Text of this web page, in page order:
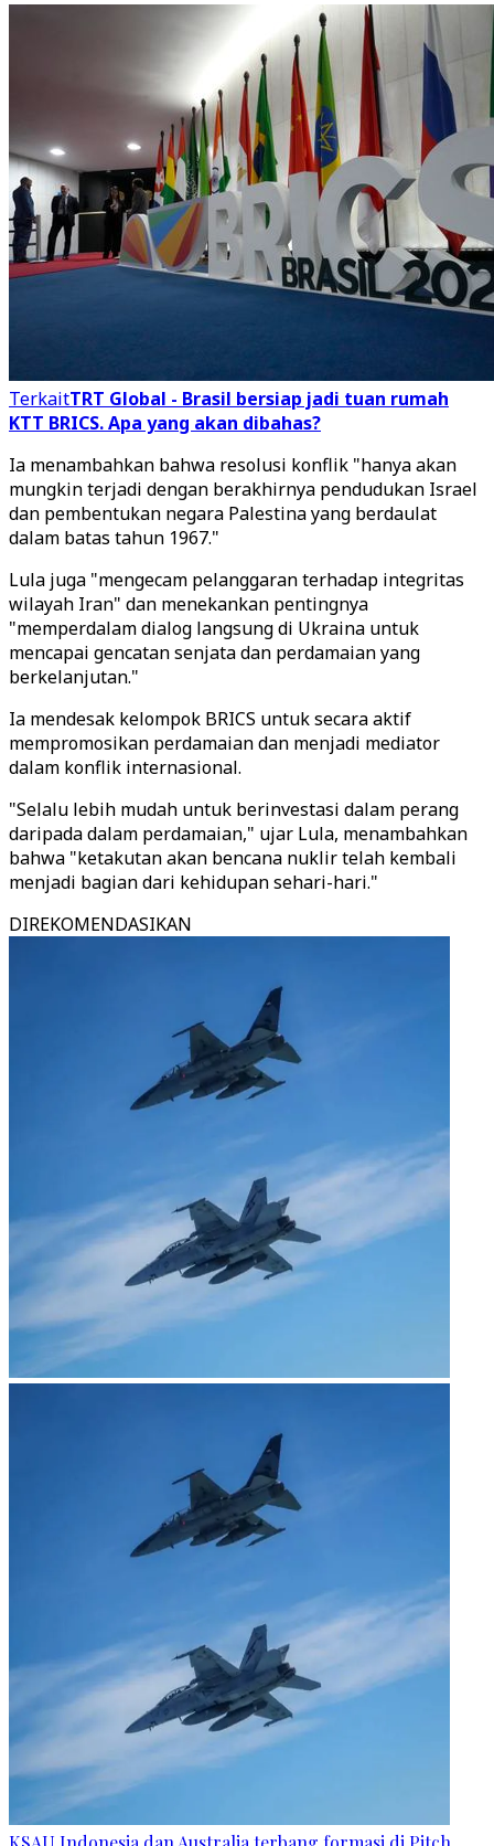
TerkaitTRT Global - Brasil bersiap jadi tuan rumah
KTT BRICS. Apa yang akan dibahas?
Ia menambahkan bahwa resolusi konflik "hanya akan
mungkin terjadi dengan berakhirnya pendudukan Israel
dan pembentukan negara Palestina yang berdaulat
dalam batas tahun 1967."
Lula juga "mengecam pelanggaran terhadap integritas
wilayah Iran" dan menekankan pentingnya
"memperdalam dialog langsung di Ukraina untuk
mencapai gencatan senjata dan perdamaian yang
berkelanjutan."
Ia mendesak kelompok BRICS untuk secara aktif
mempromosikan perdamaian dan menjadi mediator
dalam konflik internasional.
"Selalu lebih mudah untuk berinvestasi dalam perang
daripada dalam perdamaian," ujar Lula, menambahkan
bahwa "ketakutan akan bencana nuklir telah kembali
menjadi bagian dari kehidupan sehari-hari."
DIREKOMENDASIKAN